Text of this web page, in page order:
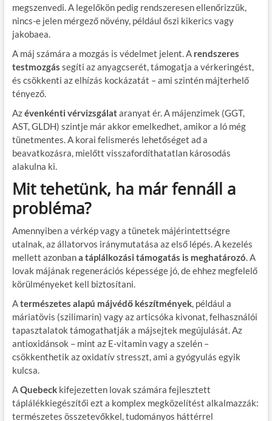
megszenvedi. A legelőkön pedig rendszeresen ellenőrizzük,
nincs-e jelen mérgező növény, például őszi kikerics vagy
jakobaea.
A máj számára a mozgás is védelmet jelent. A rendszeres
testmozgás segíti az anyagcserét, támogatja a vérkeringést,
és csökkenti az elhízás kockázatát – ami szintén májterhelő
tényező.
Azévenkénti vérvizsgálataranyat ér. A májenzimek (GGT,
AST, GLDH) szintje már akkor emelkedhet, amikor a ló még
tünetmentes. A korai felismerés lehetőséget ad a
beavatkozásra, mielőtt visszafordíthatatlan károsodás
alakulna ki.
Mit tehetünk, ha már fennáll a
probléma?
Amennyiben a vérkép vagy a tünetek májérintettségre
utalnak, az állatorvos iránymutatása az első lépés. A kezelés
mellett azonbana táplálkozási támogatás is meghatározó . A
lovak májának regenerációs képessége jó, de ehhez megfelelő
körülményeket kell biztosítani.
Atermészetes alapú májvédő készítmények, például a
máriatövis (szilimarin) vagy az articsóka kivonat, felhasználói
tapasztalatok támogathatják a májsejtek megújulását. Az
antioxidánsok – mint az E-vitamin vagy a szelén –
csökkenthetik az oxidatív stresszt, ami a gyógyulás egyik
kulcsa.
AQuebeckkifejezetten lovak számára fejlesztett
táplálékkiegészítői ezt a komplex megközelítést alkalmazzák:
természetes összetevőkkel, tudományos háttérrel